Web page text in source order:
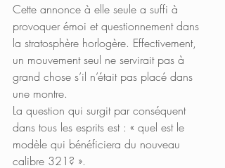
Cette annonce à elle seule a suffi à
provoquer émoi et questionnement dans
la stratosphère horlogère. Effectivement,
un mouvement seul ne servirait pas à
grand chose s’il n’était pas placé dans
une montre.
La question qui surgit par conséquent
dans tous les esprits est : « quel est le
modèle qui bénéficiera du nouveau
calibre 321? ».